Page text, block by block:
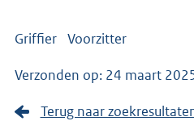
Griffier Voorzitter
Verzonden op: 24 maart
Terug naar